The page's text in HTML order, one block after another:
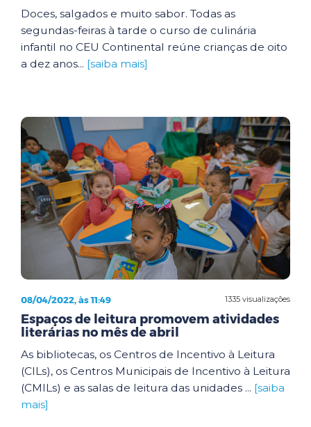
Doces, salgados e muito sabor. Todas as
segundas-feiras à tarde o curso de culinária
infantil no CEU Continental reúne crianças de oito
a dez anos... [saiba mais]
1335 visualizações
08/04/2022, às 11:49
Espaços de leitura promovem atividades
literárias no mês de abril
As bibliotecas, os Centros de Incentivo à Leitura
(CILs), os Centros Municipais de Incentivo à Leitura
(CMILs) e as salas de leitura das unidades ... [saiba
mais]